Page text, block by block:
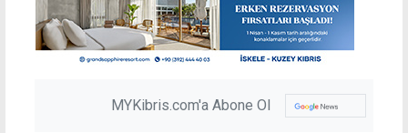
MYKibris.com'a Abone Ol